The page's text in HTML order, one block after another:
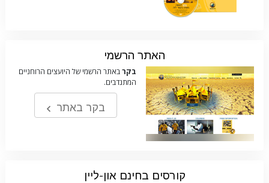
האתר הרשמי
בקרבאתר הרשמי של היועצים הרוחניים
המתנדבים.
בקר באתר
קורסים בחינם און-ליין